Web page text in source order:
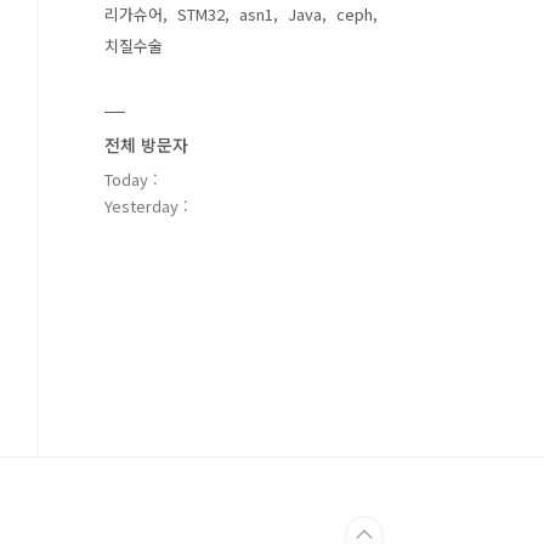
리가슈어
STM32 asn1 Java
ceph
치질수술
전체 방문자
Today :
Yesterday :